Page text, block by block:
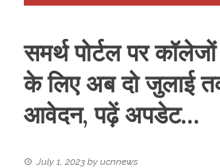
समर्थ पोर्टल पर
के लिए अब दो जुलाई
आवेदन, पढ़ें अपडेट…
July 1, 2023 by ucnnews